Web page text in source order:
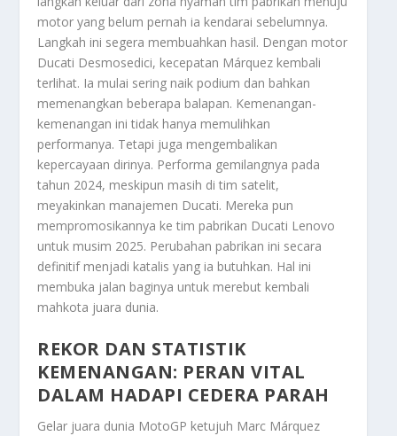
motor yang belum pernah ia kendarai sebelumnya.
Langkah ini segera membuahkan hasil. Dengan motor
Ducati Desmosedici, kecepatan Márquez kembali
terlihat. Ia mulai sering naik podium dan bahkan
memenangkan beberapa balapan. Kemenangan-
kemenangan ini tidak hanya memulihkan
performanya. Tetapi juga mengembalikan
kepercayaan dirinya. Performa gemilangnya pada
tahun 2024, meskipun masih di tim satelit,
meyakinkan manajemen Ducati. Mereka pun
mempromosikannya ke tim pabrikan Ducati Lenovo
untuk musim 2025. Perubahan pabrikan ini secara
definitif menjadi katalis yang ia butuhkan. Hal ini
membuka jalan baginya untuk merebut kembali
mahkota juara dunia.
REKOR DAN STATISTIK
KEMENANGAN: PERAN VITAL
DALAM HADAPI CEDERA PARAH
Gelar juara dunia MotoGP ketujuh Marc Márquez